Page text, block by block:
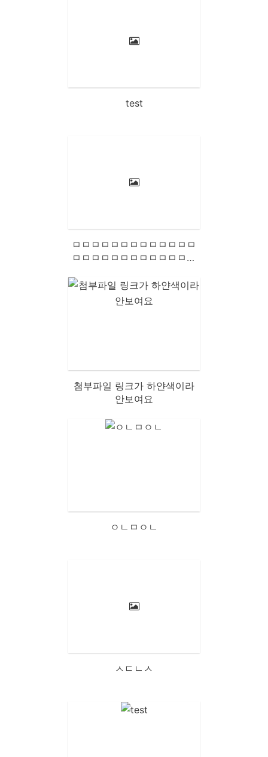
test
ㅁㅁㅁㅁㅁㅁㅁㅁㅁㅁㅁㅁㅁ
ㅁㅁㅁㅁㅁㅁㅁㅁㅁㅁㅁㅁㅁ
ㅁㅁㅁㅁㅁㅁㅁㅁㅁㅁㅁㅁㅁ
ㅁㅁㅁㅁㅁㅁㅁㅁㅁㅁㅁㅁㅁ
ㅁㅁㅁㅁㅁㅁㅁㅁㅁㅁㅁㅁㅁ
첨부파일 링크가 하얀색이라
안보여요
ㅇㄴㅁㅇㄴ
ㅅㄷㄴㅅ